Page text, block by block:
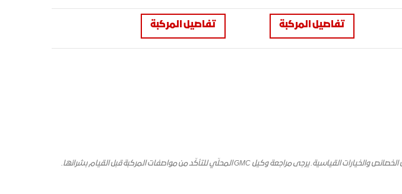
تفاصيل المركبة تفاصيل المركبة
1. بسبب النقص الحاصل في توريد أشباه الموصلات على الصعيد الدولي، فإن مركبات "جنرال موتورز" قد لا تحوي بعض الخصائص والخيارات القياسية. يرجى مراجعة وكيل GMC المحلّي للتأكّد من مواصفات المركبة قبل القيام بشرائها.